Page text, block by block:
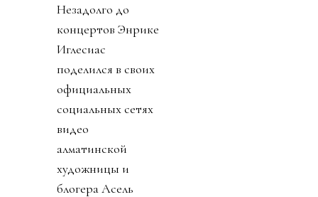
Незадолго до
концертов Энрике
Иглесиас
поделился в своих
официальных
социальных сетях
видео
алматинской
художницы и
блогера Асель